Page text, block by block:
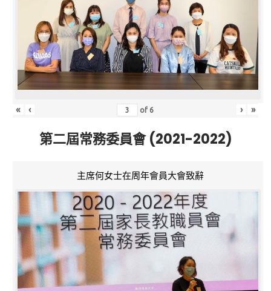
« ‹ of 6 › »
第二屆常務委員會 (2021-2022)
主席何女士在周年會員大會致辭